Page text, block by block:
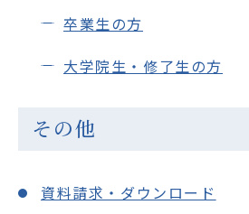
卒業生の方
大学院生・修了生の方
その他
資料請求・ダウンロード